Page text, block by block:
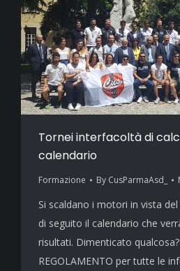
Tornei interfacoltà di
calendario
Formazione By CusParmaAsd_
Si scaldano i motori in vista
di seguito il calendario che
risultati. Dimenticato qualcosa?
REGOLAMENTO per tutte le